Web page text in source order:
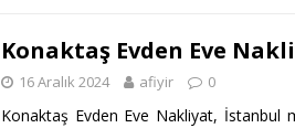
Konaktaş Evden Eve
16 Aralık 2024 afiyir 0
Konaktaş Evden Eve Nakliyat, İstanbul